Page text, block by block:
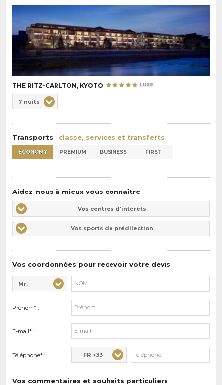
THE RITZ-CARLTON, KYOTO
de
la
:
7 nuits
Transports : classe, services et transferts
ECONOMY PREMIUM BUSINESS FIRST
Aidez-nous à mieux vous connaître
Vos
centres
d'intérêts
Vos centres d'intérêts
Vos
sports
Vos sports de prédilection
Vos coordonnées pour recevoir votre devis
Civilité* :
Mr.
Nom* :
Prénom* :
E-mail* :
Téléphone* : FR +33
Vos commentaires et souhaits particuliers